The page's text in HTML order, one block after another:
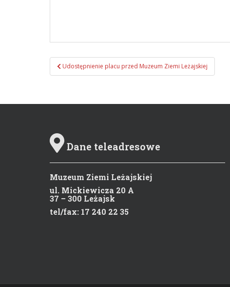
Zobacz wpisy
Udostępnienie placu przed Muzeum Ziemi Leżajskiej
Dane teleadresowe
Muzeum Ziemi Leżajskiej
ul. Mickiewicza 20 A
37 – 300 Leżajsk
tel/fax: 17 240 22 35